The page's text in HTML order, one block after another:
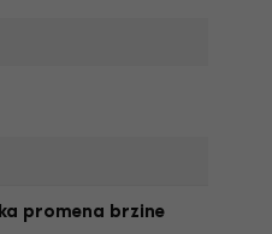
promena brzine